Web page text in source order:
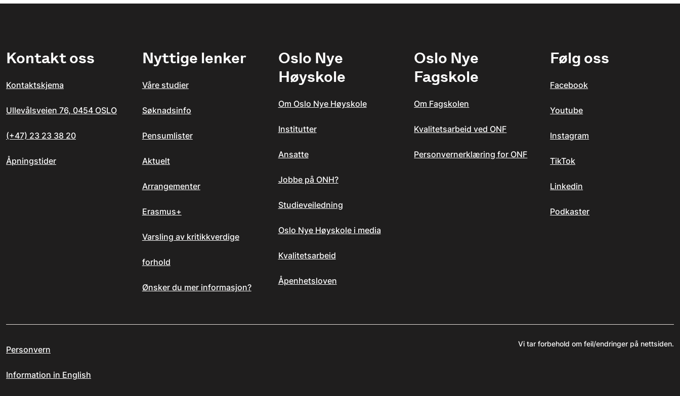
Kontakt oss
Kontaktskjema
Ullevålsveien 76, 0454 OSLO
(+47) 23 23 38 20
Åpningstider
Nyttige lenker
Våre studier
Søknadsinfo
Pensumlister
Aktuelt
Arrangementer
Erasmus+
Varsling av kritikkverdige
forhold
Ønsker du mer informasjon?
Oslo Nye
Høyskole
Om Oslo Nye Høyskole
Institutter
Ansatte
Jobbe på ONH?
Studieveiledning
Oslo Nye Høyskole i media
Kvalitetsarbeid
Åpenhetsloven
Oslo Nye
Fagskole
Om Fagskolen
Kvalitetsarbeid ved ONF
Personvernerklæring for ONF
Følg oss
Facebook
Youtube
Instagram
TikTok
Linkedin
Podkaster
Personvern
Information in English
Vi tar forbehold om feil/endringer på nettsiden.